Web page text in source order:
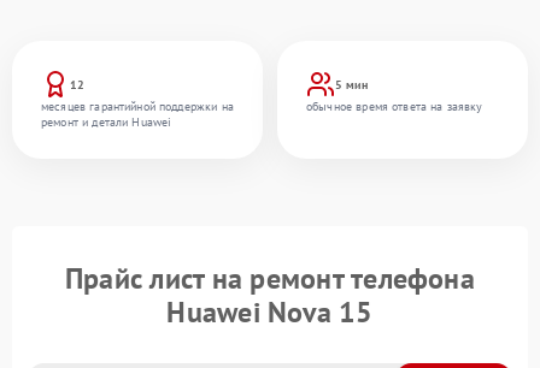
12
месяцев гарантийной поддержки на
ремонт и детали Huawei
5 мин
обычное время ответа на заявку
Прайс лист на ремонт телефона
Huawei Nova 15